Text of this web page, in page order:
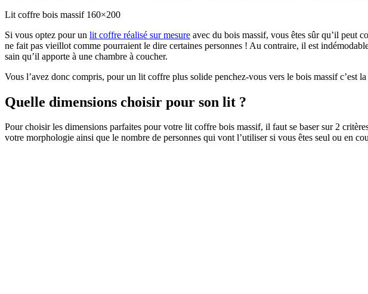
Lit coffre bois massif 160×200
Si vous optez pour un lit coffre réalisé sur mesure avec du bois massif, vous êtes sûr qu’il peut
ne fait pas vieillot comme pourraient le dire certaines personnes ! Au contraire, il est
sain qu’il apporte à une chambre à coucher.
Vous l’avez donc compris, pour un lit coffre plus solide penchez-vous vers le bois massif c’est
Quelle dimensions choisir pour son lit ?
Pour choisir les dimensions parfaites pour votre lit coffre bois massif, il faut se baser sur 2
votre morphologie ainsi que le nombre de personnes qui vont l’utiliser si vous êtes seul ou en